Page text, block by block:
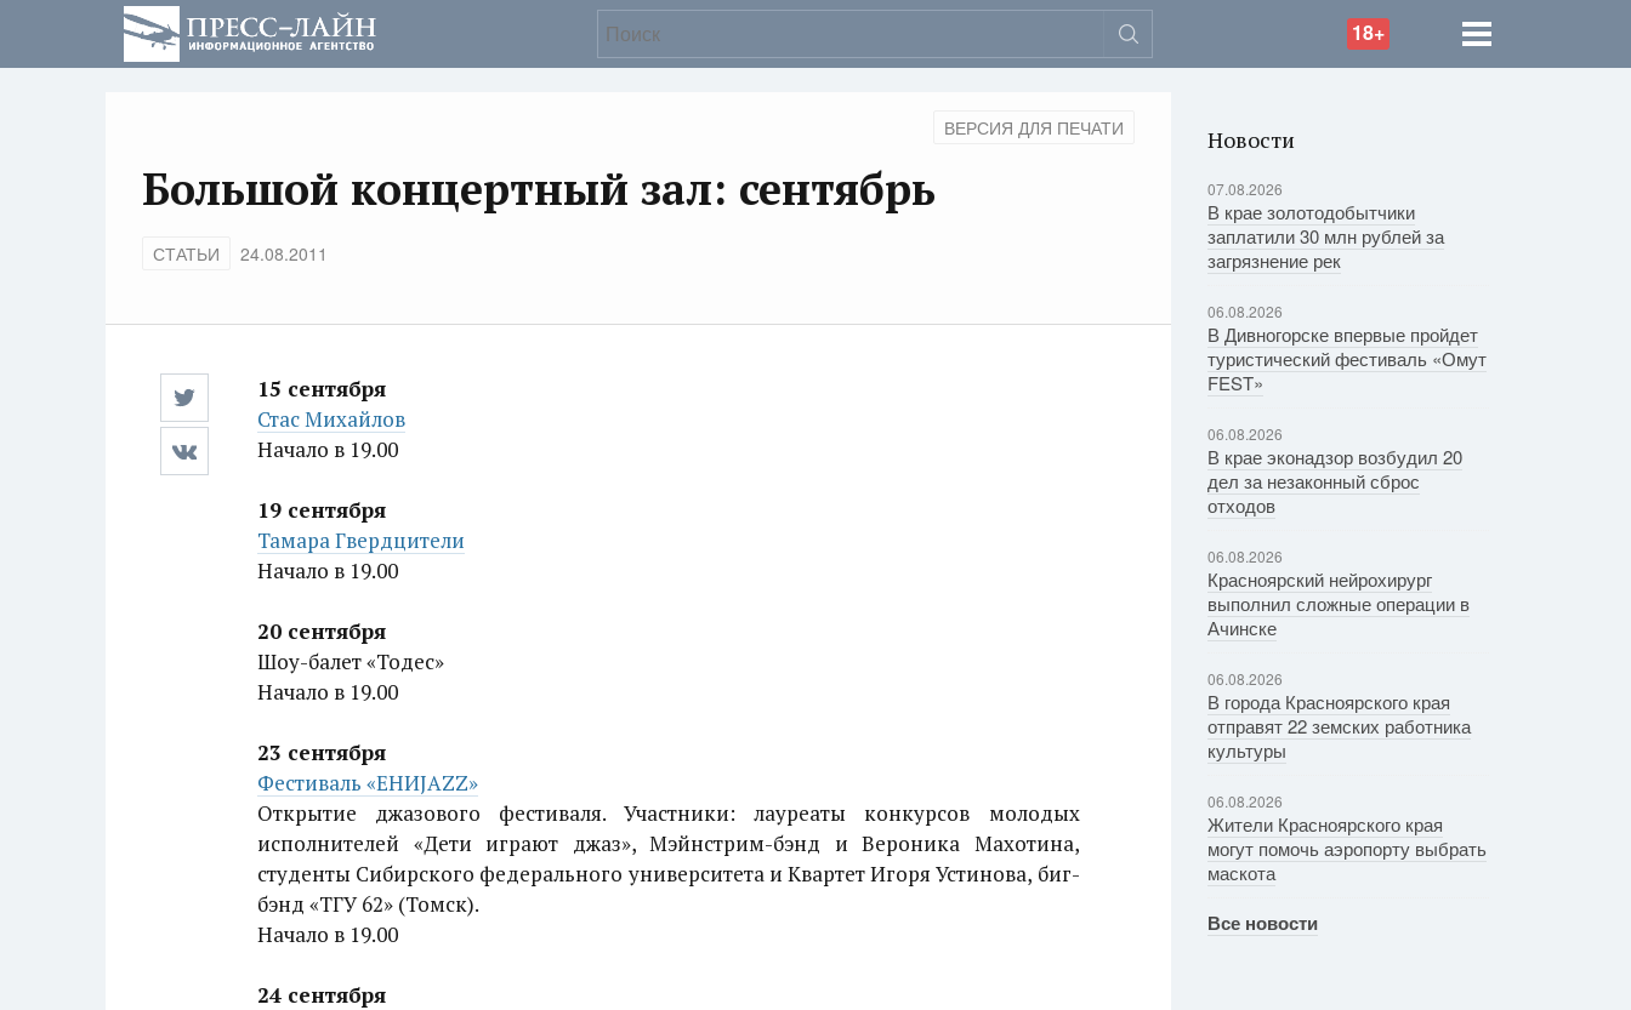
18+
ВЕРСИЯ ДЛЯ ПЕЧАТИ
Большой концертный зал: сентябрь
СТАТЬИ 24.08.2011
15 сентября
Стас Михайлов
Начало в 19.00
19 сентября
Тамара Гвердцители
Начало в 19.00
20 сентября
Шоу-балет «Тодес»
Начало в 19.00
23 сентября
Фестиваль «ЕНИJAZZ»
Открытие джазового фестиваля. Участники: лауреаты конкурсов молодых
исполнителей «Дети играют джаз», Мэйнстрим-бэнд и Вероника Махотина,
студенты Сибирского федерального университета и Квартет Игоря Устинова, биг-
бэнд «ТГУ 62» (Томск).
Начало в 19.00
24 сентября
Новости
07.08.2026
В крае золотодобытчики
заплатили 30 млн рублей за
загрязнение рек
06.08.2026
В Дивногорске впервые пройдет
туристический фестиваль «Омут
FEST»
06.08.2026
В крае эконадзор возбудил 20
дел за незаконный сброс
отходов
06.08.2026
Красноярский нейрохирург
выполнил сложные операции в
Ачинске
06.08.2026
В города Красноярского края
отправят 22 земских работника
культуры
06.08.2026
Жители Красноярского края
могут помочь аэропорту выбрать
маскота
Все новости